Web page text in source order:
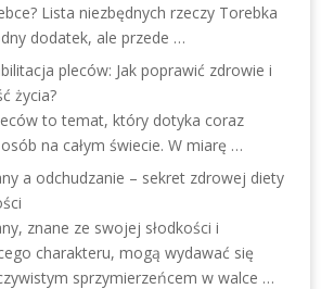
Lista niezbędnych rzeczy Torebka
dodatek, ale przede …
pleców: Jak poprawić zdrowie i
życia?
to temat, który dotyka coraz
na całym świecie. W miarę …
a odchudzanie – sekret zdrowej diety
znane ze swojej słodkości i
charakteru, mogą wydawać się
sprzymierzeńcem w walce …